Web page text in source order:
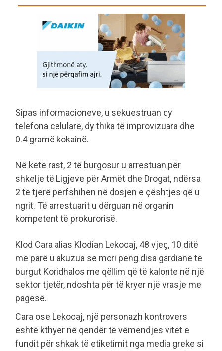
Sipas informacioneve, u sekuestruan dy
telefona celularë, dy thika të improvizuara dhe
0.4 gramë kokainë.
Në këtë rast, 2 të burgosur u arrestuan për
shkelje të Ligjeve për Armët dhe Drogat, ndërsa
2 të tjerë përfshihen në dosjen e çështjes që u
ngrit. Të arrestuarit u dërguan në organin
kompetent të prokurorisë.
Klod Cara alias Klodian Lekocaj, 48 vjeç, 10 ditë
më parë u akuzua se mori peng disa gardianë të
burgut Koridhalos me qëllim që të kalonte në një
sektor tjetër, ndoshta për të kryer një vrasje me
pagesë.
Cara ose Lekocaj, një personazh kontrovers
është kthyer në qendër të vëmendjes vitet e
fundit për shkak të etiketimit nga media greke si